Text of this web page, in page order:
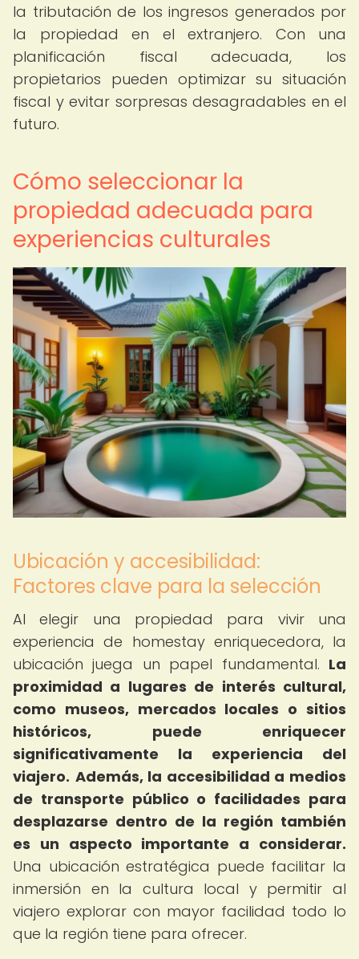
la tributación de los ingresos generados por
la propiedad en el extranjero. Con una
planificación fiscal adecuada, los
propietarios pueden optimizar su situación
fiscal y evitar sorpresas desagradables en el
futuro.
Cómo seleccionar la
propiedad adecuada para
experiencias culturales
Ubicación y accesibilidad:
Factores clave para la selección
Al elegir una propiedad para vivir una
experiencia de homestay enriquecedora, la
ubicación juega un papel fundamental. La
proximidad a lugares de interés cultural,
como museos, mercados locales o sitios
históricos, puede enriquecer
significativamente la experiencia del
viajero. Además, la accesibilidad a medios
de transporte público o facilidades para
desplazarse dentro de la región también
es un aspecto importante a considerar.
Una ubicación estratégica puede facilitar la
inmersión en la cultura local y permitir al
viajero explorar con mayor facilidad todo lo
que la región tiene para ofrecer.